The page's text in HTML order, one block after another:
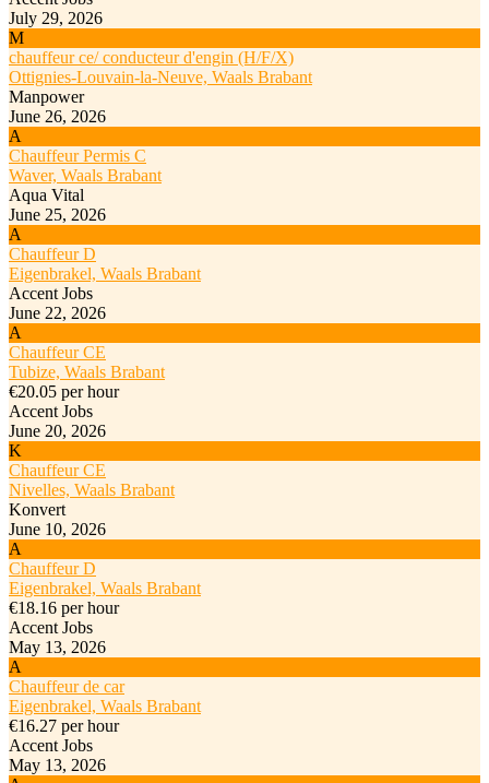
July 29, 2026
M
chauffeur ce/ conducteur d'engin (H/F/X)
Ottignies-Louvain-la-Neuve, Waals Brabant
Manpower
June 26, 2026
A
Chauffeur Permis C
Waver, Waals Brabant
Aqua Vital
June 25, 2026
A
Chauffeur D
Eigenbrakel, Waals Brabant
Accent Jobs
June 22, 2026
A
Chauffeur CE
Tubize, Waals Brabant
€20.05 per hour
Accent Jobs
June 20, 2026
K
Chauffeur CE
Nivelles, Waals Brabant
Konvert
June 10, 2026
A
Chauffeur D
Eigenbrakel, Waals Brabant
€18.16 per hour
Accent Jobs
May 13, 2026
A
Chauffeur de car
Eigenbrakel, Waals Brabant
€16.27 per hour
Accent Jobs
May 13, 2026